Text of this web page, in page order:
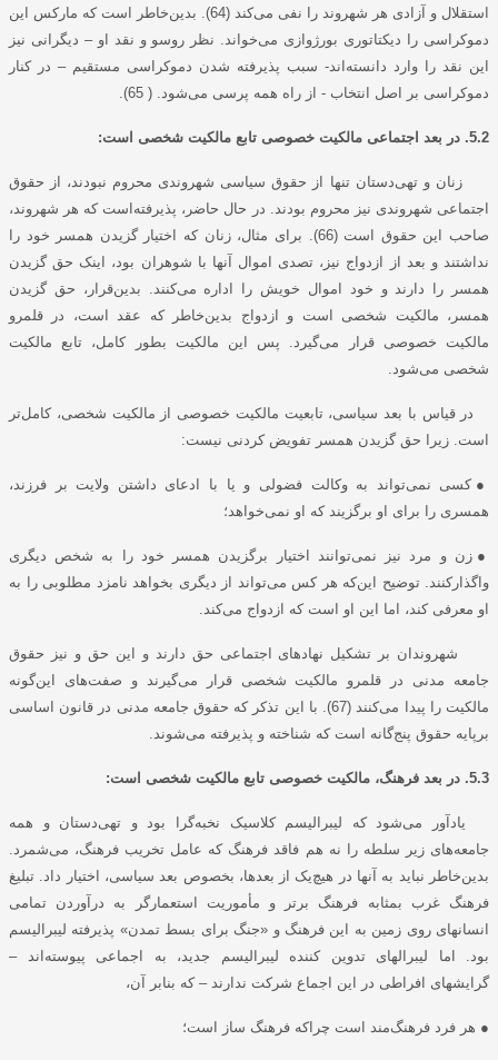
استقلال و آزادی هر شهروند را نفی می‌کند (64). بدین‌خاطر است که مارکس این
دموکراسی را دیکتاتوری بورﮊوازی می‌خواند. نظر روسو و نقد او – دیگرانی نیز
این نقد را وارد دانسته‌اند- سبب پذیرفته شدن دموکراسی مستقیم – در کنار
دموکراسی بر اصل انتخاب - از راه همه پرسی می‌شود. ( 65).
5.2. در بعد اجتماعی مالکیت خصوصی تابع مالکیت شخصی است:
زنان و تهی‌دستان تنها از حقوق سیاسی شهروندی محروم نبودند، از حقوق
اجتماعی شهروندی نیز محروم بودند. در حال حاضر، پذیرفته‌است که هر شهروند،
صاحب این حقوق است (66). برای مثال، زنان که اختیار گزیدن همسر خود را
نداشتند و بعد از ازدواج نیز، تصدی اموال آنها با شوهران بود، اینک حق گزیدن
همسر را دارند و خود اموال خویش را اداره می‌کنند. بدین‌قرار، حق گزیدن
همسر، مالکیت شخصی است و ازدواج بدین‌خاطر که عقد است، در قلمرو
مالکیت خصوصی قرار می‌گیرد. پس این مالکیت بطور کامل، تابع مالکیت
شخصی می‌شود.
در قیاس با بعد سیاسی، تابعیت مالکیت خصوصی از مالکیت شخصی، کامل‌تر
است. زیرا حق گزیدن همسر تفویض کردنی نیست:
● کسی نمی‌تواند به وکالت فضولی و یا با ادعای داشتن ولایت بر فرزند،
همسری را برای او برگزیند که او نمی‌خواهد؛
● زن و مرد نیز نمی‌توانند اختیار برگزیدن همسر خود را به شخص دیگری
واگذارکنند. توضیح این‌که هر کس می‌تواند از دیگری بخواهد نامزد مطلوبی را به
او معرفی کند، اما این او است که ازدواج می‌کند.
شهروندان بر تشکیل نهادهای اجتماعی حق دارند و این حق و نیز حقوق
جامعه مدنی در قلمرو مالکیت شخصی قرار می‌گیرند و صفت‌های این‌گونه
مالکیت را پیدا می‌کنند (67). با این تذکر که حقوق جامعه مدنی در قانون اساسی
برپایه حقوق پنج‌گانه است که شناخته و پذیرفته می‌شوند.
5.3. در بعد فرهنگ، مالکیت خصوصی تابع مالکیت شخصی است:
یادآور می‌شود که لیبرالیسم کلاسیک نخبه‌گرا بود و تهی‌دستان و همه
جامعه‌های زیر سلطه را نه هم فاقد فرهنگ که عامل تخریب فرهنگ، می‌شمرد.
بدین‌خاطر نباید به آنها در هیچ‌یک از بعدها، بخصوص بعد سیاسی، اختیار داد. تبلیغ
فرهنگ غرب بمثابه فرهنگ برتر و مأموریت استعمارگر به درآوردن تمامی
انسانهای روی زمین به این فرهنگ و «جنگ برای بسط تمدن» پذیرفته لیبرالیسم
بود. اما لیبرالهای تدوین کننده لیبرالیسم جدید، به اجماعی پیوسته‌اند –
گرایشهای افراطی در این اجماع شرکت ندارند – که بنابر آن،
● هر فرد فرهنگ‌مند است چراکه فرهنگ ساز است؛